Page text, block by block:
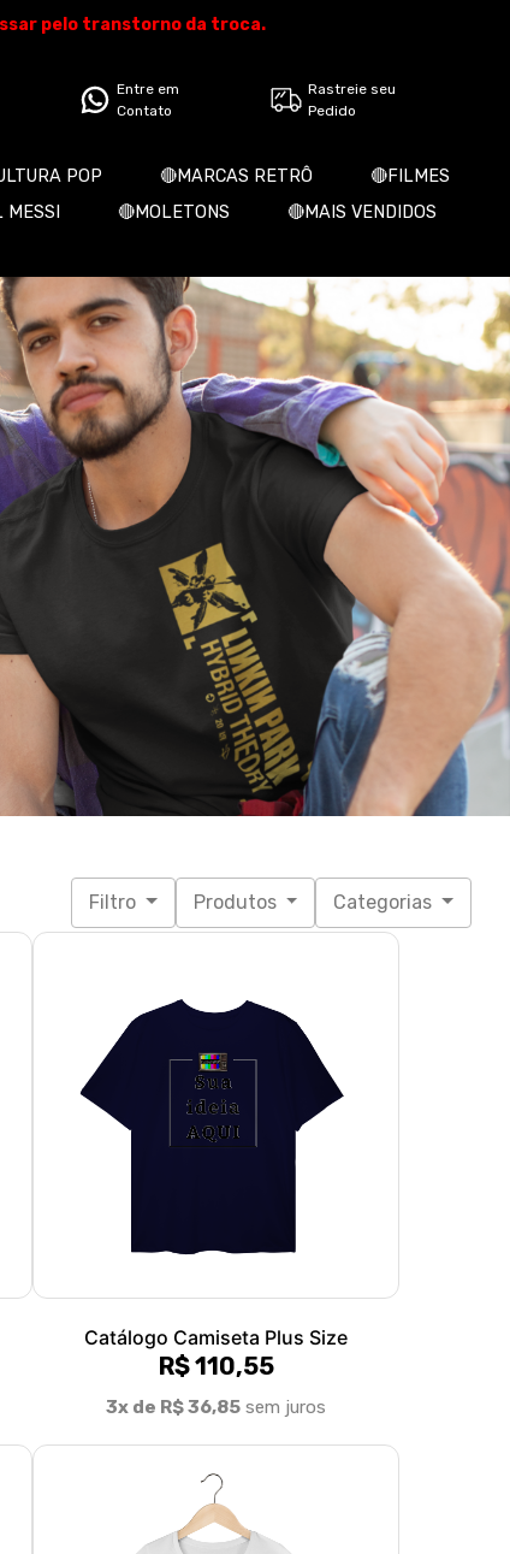
pelo transtorno da troca.
Entre em
Contato
Rastreie seu
Pedido
POP 🔴MARCAS RETRÔ
🔴FILMES
🔴MOLETONS
🔴MAIS VENDIDOS
Filtro Produtos Categorias
Catálogo Camiseta Plus Size
R$ 110,55
3x de R$ 36,85 sem juros